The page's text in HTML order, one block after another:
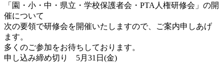
「園・小・中・県立・学校保護者会・PTA人権研修会」の開
催について
次の要領で研修会を開催いたしますので、ご案内申しあげ
ます。
多くのご参加をお待ちしております。
申し込み締め切り 5月31日(金)